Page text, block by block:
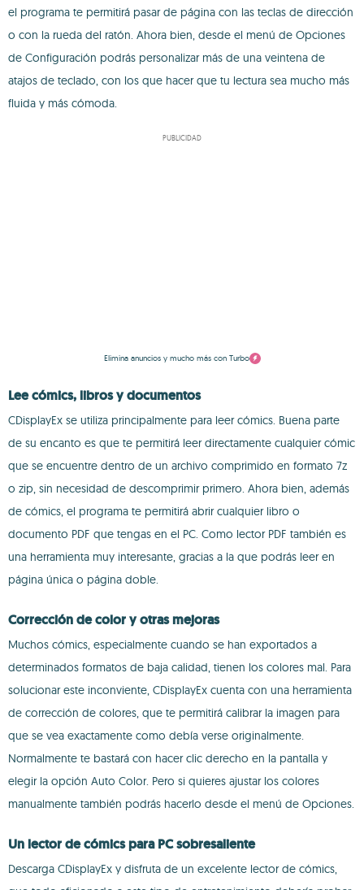
el programa te permitirá pasar de página con las teclas de dirección
o con la rueda del ratón. Ahora bien, desde el menú de Opciones
de Configuración podrás personalizar más de una veintena de
atajos de teclado, con los que hacer que tu lectura sea mucho más
fluida y más cómoda.
PUBLICIDAD
Elimina anuncios y mucho más con Turbo
Lee cómics, libros y documentos
CDisplayEx se utiliza principalmente para leer cómics. Buena parte
de su encanto es que te permitirá leer directamente cualquier cómic
que se encuentre dentro de un archivo comprimido en formato 7z
o zip, sin necesidad de descomprimir primero. Ahora bien, además
de cómics, el programa te permitirá abrir cualquier libro o
documento PDF que tengas en el PC. Como lector PDF también es
una herramienta muy interesante, gracias a la que podrás leer en
página única o página doble.
Corrección de color y otras mejoras
Muchos cómics, especialmente cuando se han exportados a
determinados formatos de baja calidad, tienen los colores mal. Para
solucionar este inconviente, CDisplayEx cuenta con una herramienta
de corrección de colores, que te permitirá calibrar la imagen para
que se vea exactamente como debía verse originalmente.
Normalmente te bastará con hacer clic derecho en la pantalla y
elegir la opción Auto Color. Pero si quieres ajustar los colores
manualmente también podrás hacerlo desde el menú de Opciones.
Un lector de cómics para PC sobresaliente
Descarga CDisplayEx y disfruta de un excelente lector de cómics,